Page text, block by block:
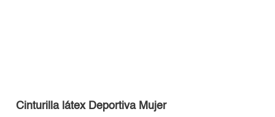
Cinturilla látex Deportiva Mujer